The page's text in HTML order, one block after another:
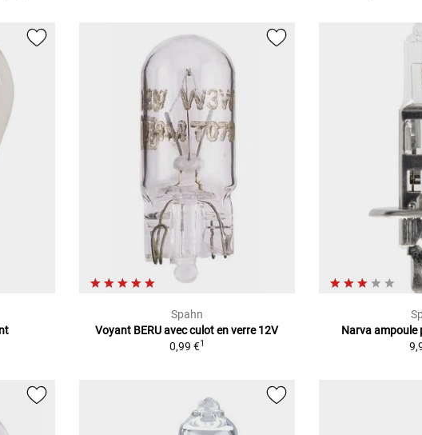
Spahn
Voyant BERU avec culot en verre 12V
0,99 €1
Narva ampoule